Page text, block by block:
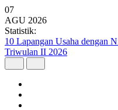
07
AGU 2026
Statistik:
10 Lapangan Usaha dengan
Triwulan II 2026